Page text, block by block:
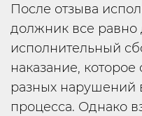
После отзыва
должник все равно
исполнительный
наказание,
разных нарушений
процесса. Однако